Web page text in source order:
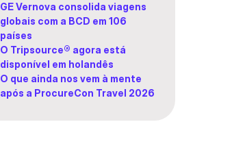
GE Vernova consolida viagens
globais com a BCD em 106
países
O Tripsource® agora está
disponível em holandês
O que ainda nos vem à mente
após a ProcureCon Travel 2026